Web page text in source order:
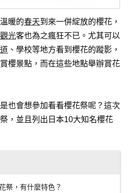
暖的春天到來一併綻放的櫻花，
觀光客也為之瘋狂不已。尤其可以
、學校等地方看到櫻花的蹤影，
櫻景點，而在這些地點舉辦賞花
也會想參加看看櫻花祭呢？這次
，並且列出日本10大知名櫻花
祭，有什麼特色？